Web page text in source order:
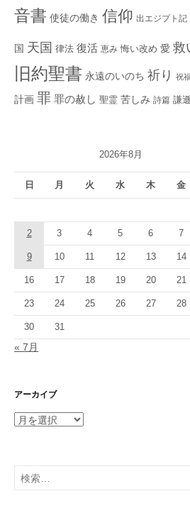
音書 使徒の働き 信仰 出エジプト記
国 天国 律法 復活 恵み 悔い改め 愛 救
旧約聖書 永遠のいのち 祈り 祝
計画 罪 罪の赦し 聖霊 苦しみ 詩篇 謙遜
2026年8月
日 月 火 水 木 金
2 3 4 5 6 7
9 10 11 12 13 14
16 17 18 19 20 21
23 24 25 26 27 28
30 31
« 7月
アーカイブ
ア
イ
ブ
検
索: